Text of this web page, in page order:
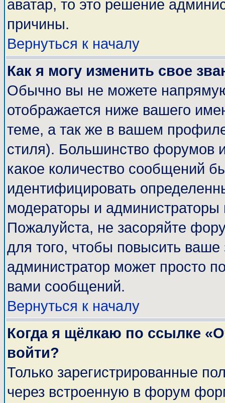
аватар, то это решение
причины.
Вернуться к началу
Как я могу изменить свое
Обычно вы не можете
отображается ниже вашего
теме, а так же в вашем
стиля). Большинство форумов
какое количество сообщений
идентифицировать
модераторы и администраторы
Пожалуйста, не засоряйте
для того, чтобы повысить
администратор может просто
вами сообщений.
Вернуться к началу
Когда я щёлкаю по ссылке
войти?
Только зарегистрированные
через встроенную в форум